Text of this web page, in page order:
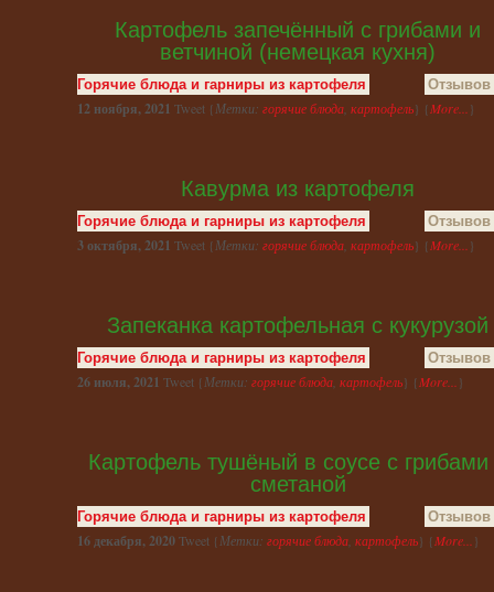
Картофель запечённый с грибами и
ветчиной (немецкая кухня)
Горячие блюда и гарниры из картофеля Отзывов
12 ноября, 2021 Tweet {Метки: горячие блюда картофель} {More... }
Кавурма из картофеля
Горячие блюда и гарниры из картофеля Отзывов
3 октября, 2021 Tweet {Метки: горячие блюда картофель} {More... }
Запеканка картофельная с кукурузой
Горячие блюда и гарниры из картофеля Отзывов
26 июля, 2021 Tweet {Метки: горячие блюда, картофель} {More...}
Картофель тушёный в соусе с грибами
сметаной
Горячие блюда и гарниры из картофеля Отзывов
16 декабря, 2020Tweet {Метки: горячие блюда, картофель} {More...}